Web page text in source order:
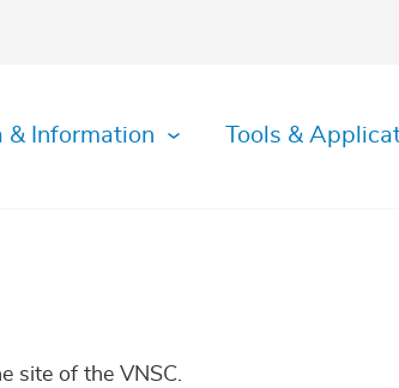
& Information Tools &
site of the VNSC.